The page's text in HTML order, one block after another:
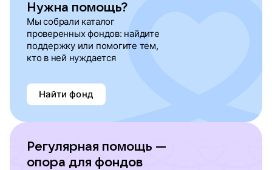
Нужна помощь?
Мы собрали каталог
проверенных фондов: найдите
поддержку или помогите тем,
кто в ней нуждается
Найти фонд
Регулярная помощь —
опора для фондов